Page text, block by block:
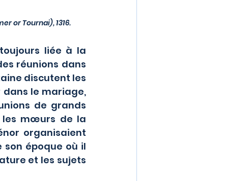
or Tournai), 1316.
réunions dans
discutent les
dans le mariage,
de grands
les mœurs de la
organisaient
son époque où il
et les sujets